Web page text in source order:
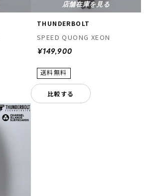
店舗在庫を見る
THUNDERBOLT
SPEED QUONG XEON
¥149,900
比較する